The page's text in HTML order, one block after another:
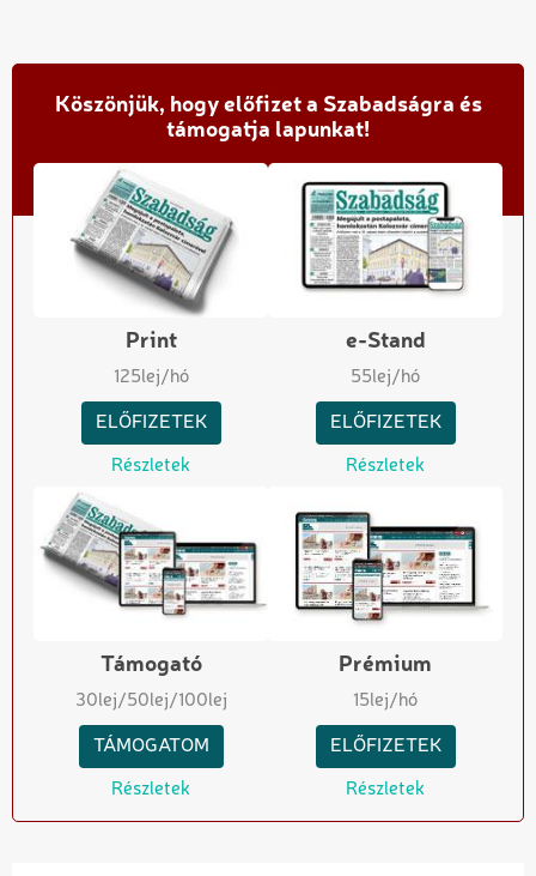
Köszönjük, hogy előfizet a Szabadságra és
támogatja lapunkat!
Print
125lej/hó
ELŐFIZETEK
Részletek
e-Stand
55lej/hó
ELŐFIZETEK
Részletek
Támogató
30lej/50lej/100lej
TÁMOGATOM
Részletek
Prémium
15lej/hó
ELŐFIZETEK
Részletek